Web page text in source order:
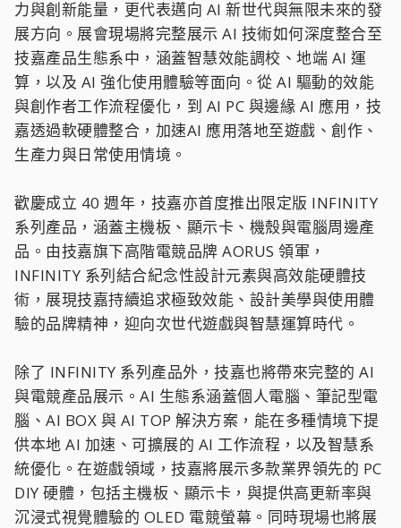
力與創新能量，更代表邁向 AI 新世代與無限未來的發
展方向。展會現場將完整展示 AI 技術如何深度整合至
技嘉產品生態系中，涵蓋智慧效能調校、地端 AI 運
算，以及 AI 強化使用體驗等面向。從 AI 驅動的效能
與創作者工作流程優化，到 AI PC 與邊緣 AI 應用，技
嘉透過軟硬體整合，加速AI 應用落地至遊戲、創作、
生產力與日常使用情境。
歡慶成立 40 週年，技嘉亦首度推出限定版 INFINITY
系列產品，涵蓋主機板、顯示卡、機殼與電腦周邊產
品。由技嘉旗下高階電競品牌 AORUS 領軍，
INFINITY 系列結合紀念性設計元素與高效能硬體技
術，展現技嘉持續追求極致效能、設計美學與使用體
驗的品牌精神，迎向次世代遊戲與智慧運算時代。
除了 INFINITY 系列產品外，技嘉也將帶來完整的 AI
與電競產品展示。AI 生態系涵蓋個人電腦、筆記型電
腦、AI BOX 與 AI TOP 解決方案，能在多種情境下提
供本地 AI 加速、可擴展的 AI 工作流程，以及智慧系
統優化。在遊戲領域，技嘉將展示多款業界領先的 PC
DIY 硬體，包括主機板、顯示卡，與提供高更新率與
沉浸式視覺體驗的 OLED 電競螢幕。同時現場也將展